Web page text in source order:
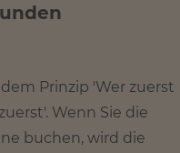
Prinzip 'Wer zuerst
Wenn Sie die
buchen, wird die